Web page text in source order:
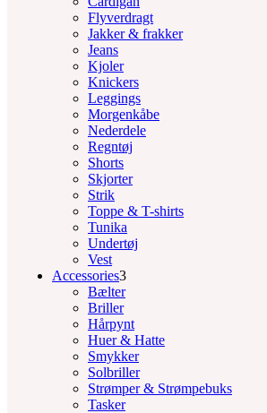
Flyverdragt
Jakker & frakker
Jeans
Kjoler
Knickers
Leggings
Morgenkåbe
Nederdele
Regntøj
Shorts
Skjorter
Strik
Toppe & T-shirts
Tunika
Undertøj
Vest
Accessories3
Bælter
Briller
Hårpynt
Huer & Hatte
Smykker
Solbriller
Strømper & Strømpebuks
Tasker